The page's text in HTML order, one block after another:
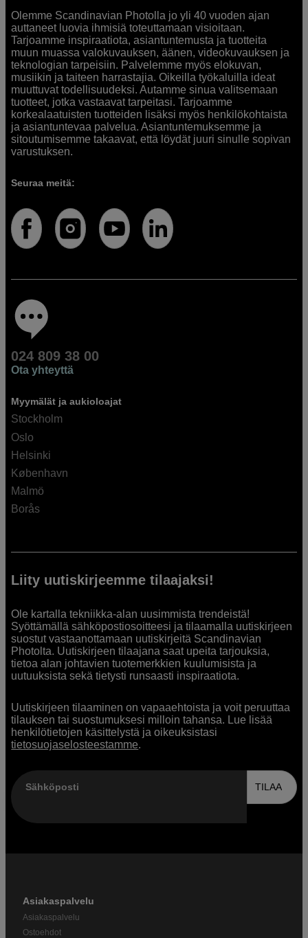
Olemme Scandinavian Photolla jo yli 40 vuoden ajan
auttaneet luovia ihmisiä toteuttamaan visioitaan.
Tarjoamme inspiraatiota, asiantuntemusta ja tuotteita
muun muassa valokuvauksen, äänen, videokuvauksen ja
teknologian tarpeisiin. Palvelemme myös elokuvan,
musiikin ja taiteen harrastajia. Oikeilla työkaluilla ideat
muuttuvat todellisuudeksi. Autamme sinua valitsemaan
tuotteet, jotka vastaavat tarpeitasi. Tarjoamme
korkealaatuisten tuotteiden lisäksi myös henkilökohtaista
ja asiantuntevaa palvelua. Asiantuntemuksemme ja
sitoutumisemme takaavat, että löydät juuri sinulle sopivan
varustuksen.
Seuraa meitä:
024 809 38 00
Ota yhteyttä
Myymälät ja aukioloajat
Stockholm
Oslo
Helsinki
København
Malmö
Borås
Liity uutiskirjeemme tilaajaksi!
Ole kartalla tekniikka-alan uusimmista trendeistä!
Syöttämällä sähköpostiosoitteesi ja tilaamalla uutiskirjeen
suostut vastaanottamaan uutiskirjeitä Scandinavian
Photolta. Uutiskirjeen tilaajana saat upeita tarjouksia,
tietoa alan johtavien tuotemerkkien kuulumisista ja
uutuuksista sekä tietysti runsaasti inspiraatiota.
Uutiskirjeen tilaaminen on vapaaehtoista ja voit peruuttaa
tilauksen tai suostumuksesi milloin tahansa. Lue lisää
henkilötietojen käsittelystä ja oikeuksistasi
tietosuojaselosteestamme.
Sähköposti TILAA
Asiakaspalvelu
Asiakaspalvelu
Ostoehdot